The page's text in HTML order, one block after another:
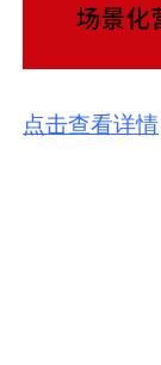
点击查看详情